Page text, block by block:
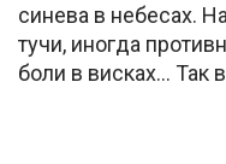
синева в небесах.
тучи, иногда
боли в висках… Так